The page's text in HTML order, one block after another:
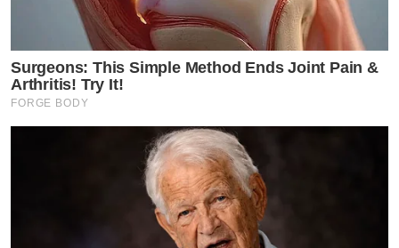
Surgeons: This Simple Method Ends Joint Pain &
Arthritis! Try It!
FORGE BODY